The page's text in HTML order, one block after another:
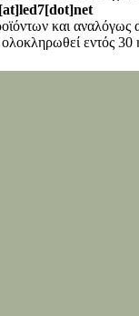
και αναλόγως
εντός